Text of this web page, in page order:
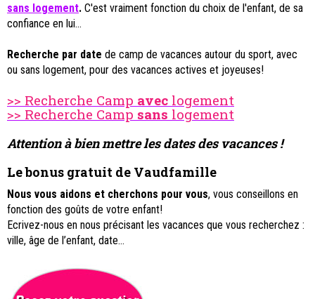
sans logement. C'est vraiment fonction du choix de l'enfant, de sa
confiance en lui...
Recherche par date de camp de vacances autour du sport, avec
ou sans logement, pour des vacances actives et joyeuses!
>> Recherche Camp avec logement
>> Recherche Camp sans logement
Attention à bien mettre les dates des vacances !
Le bonus gratuit de Vaudfamille
Nous vous aidons et cherchons pour vous, vous conseillons en
fonction des goûts de votre enfant!
Ecrivez-nous en nous précisant les vacances que vous recherchez :
ville, âge de l’enfant, date…